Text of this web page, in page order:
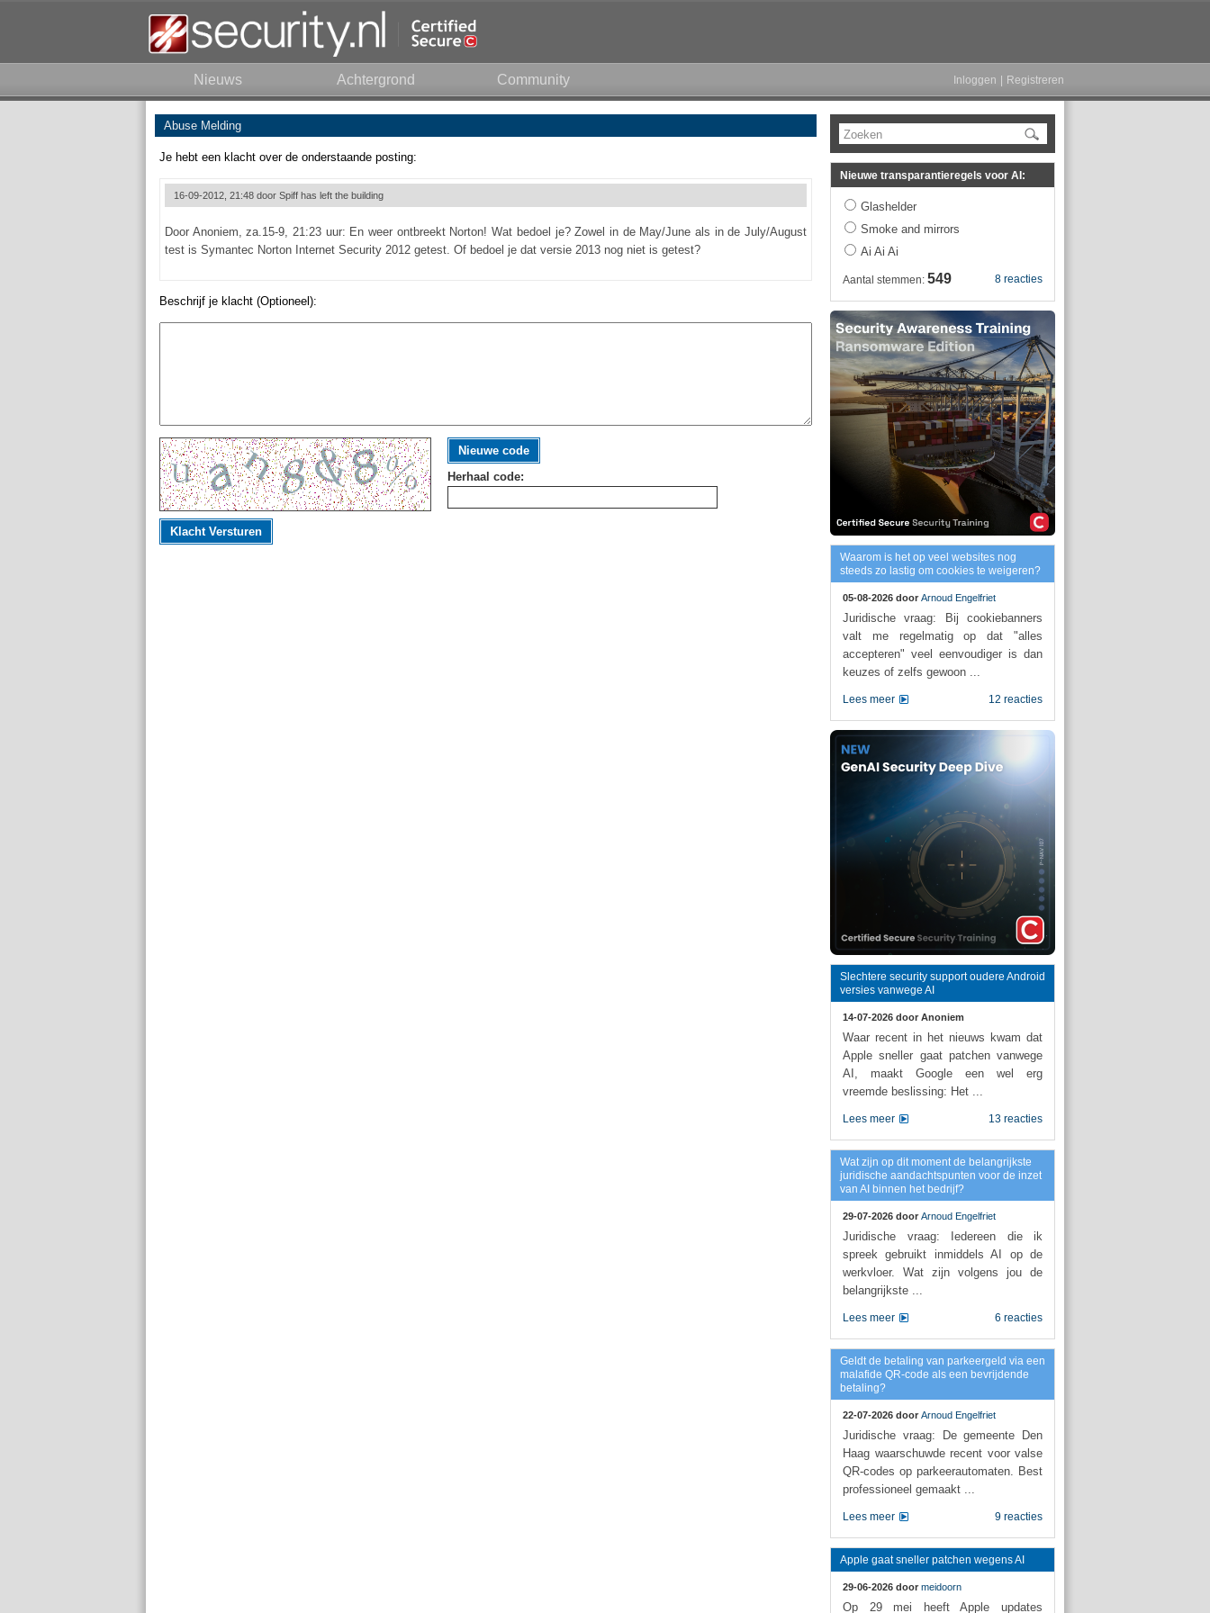
Nieuws Achtergrond Community Inloggen Registreren
Abuse Melding
Je hebt een klacht over de onderstaande posting:
16-09-2012, 21:48 door Spiff has left the building
Door Anoniem, za.15-9, 21:23 uur: En weer ontbreekt Norton! Wat bedoel je? Zowel in de May/June als in de July/August
test is Symantec Norton Internet Security 2012 getest. Of bedoel je dat versie 2013 nog niet is getest?
Beschrijf je klacht (Optioneel):
Nieuwe code
Herhaal code:
Klacht Versturen
Zoeken
Nieuwe transparantieregels voor AI:
Glashelder
Smoke and mirrors
Ai Ai Ai
8 reacties
Aantal stemmen: 549
Waarom is het op veel websites nog
steeds zo lastig om cookies te weigeren?
05-08-2026 door Arnoud Engelfriet
Juridische vraag: Bij cookiebanners
valt me regelmatig op dat "alles
accepteren" veel eenvoudiger is dan
keuzes of zelfs gewoon ...
12 reacties
Lees meer
Slechtere security support oudere Android
versies vanwege AI
14-07-2026 door Anoniem
Waar recent in het nieuws kwam dat
Apple sneller gaat patchen vanwege
AI, maakt Google een wel erg
vreemde beslissing: Het ...
13 reacties
Lees meer
Wat zijn op dit moment de belangrijkste
juridische aandachtspunten voor de inzet
van AI binnen het bedrijf?
29-07-2026 door Arnoud Engelfriet
Juridische vraag: Iedereen die ik
spreek gebruikt inmiddels AI op de
werkvloer. Wat zijn volgens jou de
belangrijkste ...
6 reacties
Lees meer
Geldt de betaling van parkeergeld via een
malafide QR-code als een bevrijdende
betaling?
22-07-2026 door Arnoud Engelfriet
Juridische vraag: De gemeente Den
Haag waarschuwde recent voor valse
QR-codes op parkeerautomaten. Best
professioneel gemaakt ...
9 reacties
Lees meer
Apple gaat sneller patchen wegens AI
29-06-2026 door meidoorn
Op 29 mei heeft Apple updates